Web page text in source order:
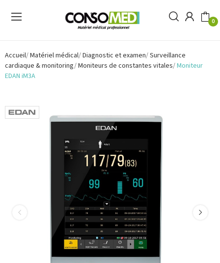
0
Accueil Matériel médical Diagnostic et examen Surveillance
cardiaque & monitoring Moniteurs de constantes vitales Moniteur
EDAN iM3A